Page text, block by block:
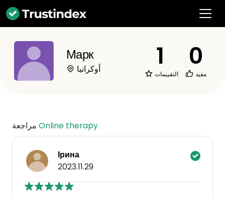
Марк
أوكرانيا 1
التقييمات
0
مفيد
Online therapy
Ірина
2023.11.29